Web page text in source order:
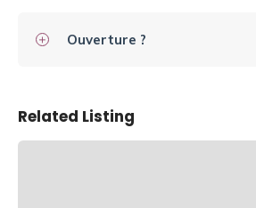
Ouverture ?
Related Listing